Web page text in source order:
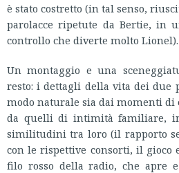
è stato costretto (in tal senso,
parolacce ripetute da Bertie, in
controllo che diverte molto Lionel).
Un montaggio e una
resto: i dettagli della vita dei due
modo naturale sia dai momenti di
da quelli di intimità familiare,
similitudini tra loro (il rapporto
con le rispettive consorti, il gioco
filo rosso della radio, che apre